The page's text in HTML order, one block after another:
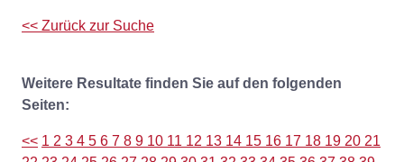
<< Zurück zur Suche
Weitere Resultate finden Sie auf den folgenden
Seiten:
<< 1 2 3 4 5 6 7 8 9 10 11 12 13 14 15 16 17 18 19 20 21